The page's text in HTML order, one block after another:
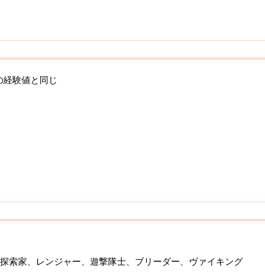
験値と同じ
索家、レンジャー、遊撃隊士、ブリーダー、ヴァイキング